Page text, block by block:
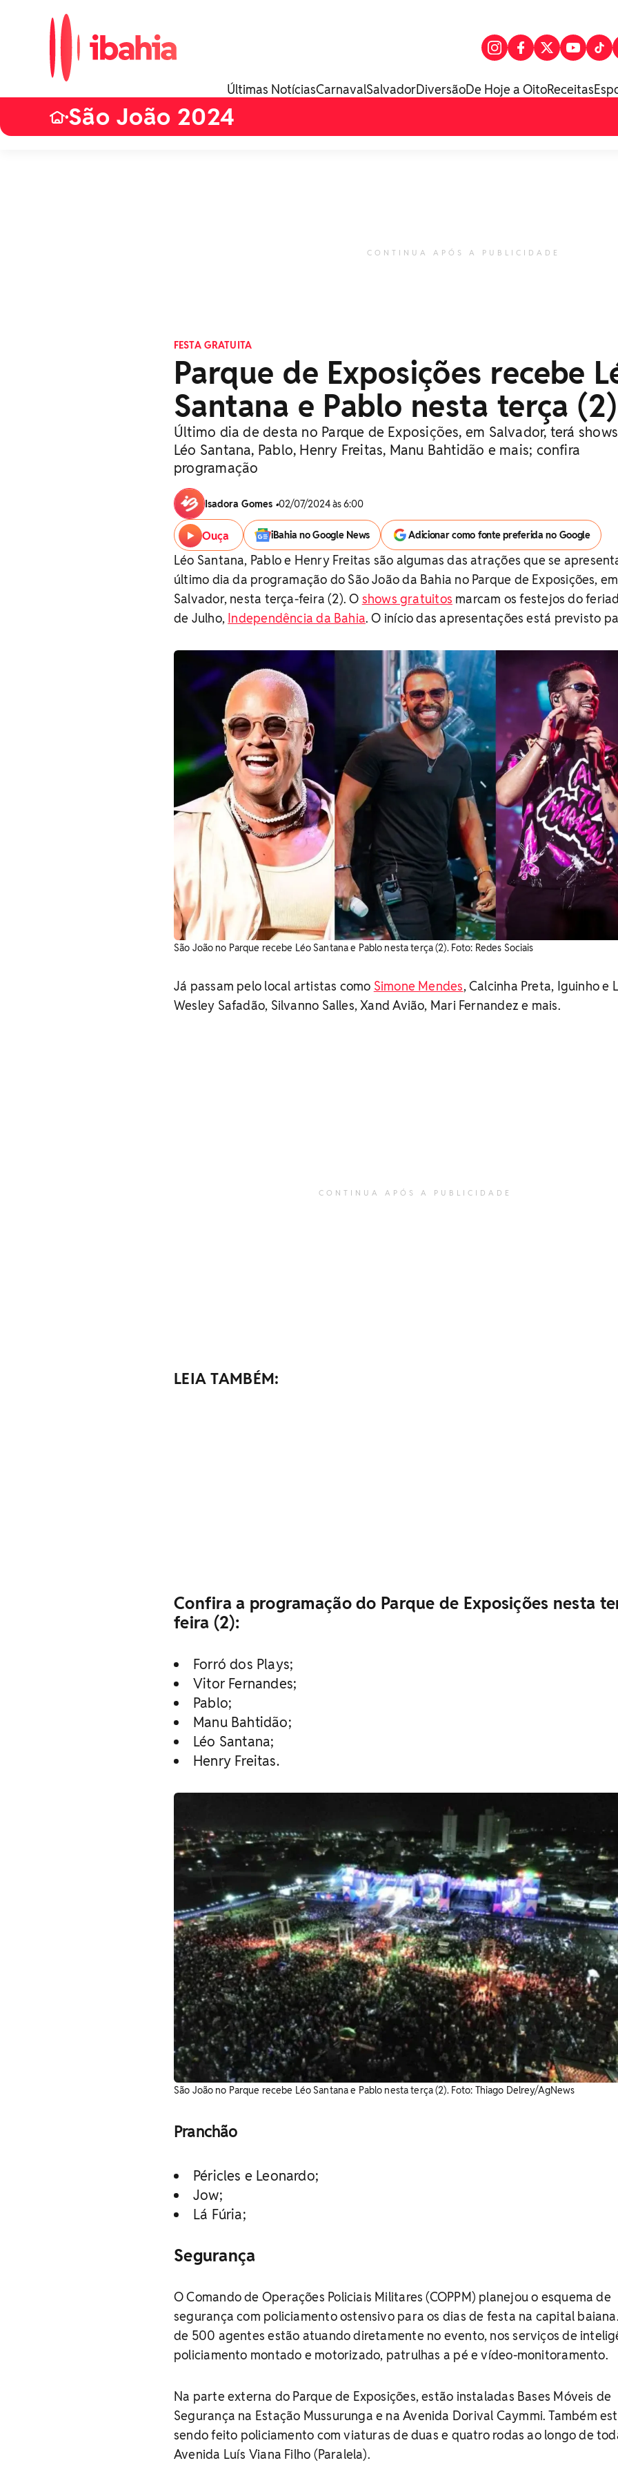
Últimas NotíciasCarnavalSalvadorDiversãoDe Hoje a OitoReceitas
•São João 2024
CONTINUA APÓS A PUBLICIDADE
FESTA GRATUITA
Parque de Exposições recebe
Santana e Pablo nesta terça (2)
Último dia de desta no Parque de Exposições, em Salvador, terá
Léo Santana, Pablo, Henry Freitas, Manu Bahtidão e mais; confira
programação
Isadora Gomes •02/07/2024 às 6:00
Ouça iBahia no Google News Adicionar como fonte preferida no Google
Léo Santana, Pablo e Henry Freitas são algumas das atrações que se
último dia da programação do São João da Bahia no Parque de Exposições, em
Salvador, nesta terça-feira (2). O shows gratuitos marcam os festejos do
de Julho, Independência da Bahia. O início das apresentações está previsto
São João no Parque recebe Léo Santana e Pablo nesta terça (2). ​Foto: Redes Sociais
Já passam pelo local artistas como Simone Mendes, Calcinha Preta, Iguinho e
Wesley Safadão, Silvanno Salles, Xand Avião, Mari Fernandez e mais.
CONTINUA APÓS A PUBLICIDADE
LEIA TAMBÉM:
Confira a programação do Parque de Exposições nesta
feira (2):
Forró dos Plays;
Vitor Fernandes;
Pablo;
Manu Bahtidão;
Léo Santana;
Henry Freitas.
São João no Parque recebe Léo Santana e Pablo nesta terça (2). Foto: Thiago Delrey/AgNews
Pranchão
Péricles e Leonardo;
Jow;
Lá Fúria;
Segurança
O Comando de Operações Policiais Militares (COPPM) planejou o esquema de
segurança com policiamento ostensivo para os dias de festa na capital
de 500 agentes estão atuando diretamente no evento, nos serviços de
policiamento montado e motorizado, patrulhas a pé e vídeo-monitoramento.
Na parte externa do Parque de Exposições, estão instaladas Bases Móveis de
Segurança na Estação Mussurunga e na Avenida Dorival Caymmi. Também
sendo feito policiamento com viaturas de duas e quatro rodas ao longo de
Avenida Luís Viana Filho (Paralela).